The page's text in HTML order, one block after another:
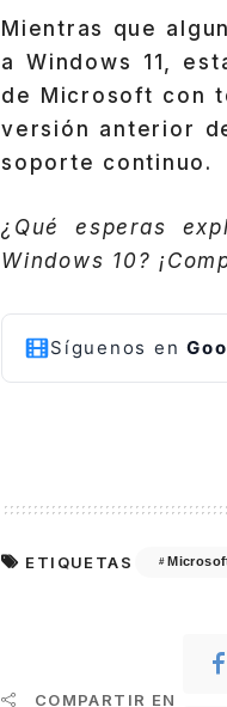
Mientras que
a Windows 11,
de Microsoft con
versión anterior
soporte continuo.
¿Qué esperas
Windows 10?
Síguenos en
ETIQUETAS
COMPARTIR EN